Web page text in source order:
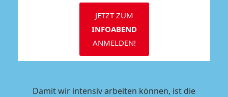
JETZT ZUM
INFOABEND
ANMELDEN!
Damit wir intensiv arbeiten können, ist die